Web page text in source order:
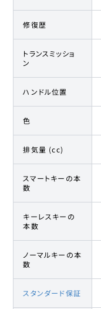
修復歴
トランスミッショ
ン
ハンドル位置
色
排気量 (cc)
スマートキーの本
数
キーレスキーの
本数
ノーマルキーの本
数
スタンダード保証